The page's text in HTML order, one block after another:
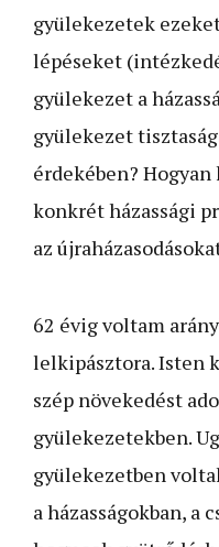
gyülekezetek
lépéseket
gyülekezet a
gyülekezet
érdekében?
konkrét házassági
az
62 évig voltam
lelkipásztora. Isten
szép növekedést
gyülekezetekben.
gyülekezetben
a házasságokban, a